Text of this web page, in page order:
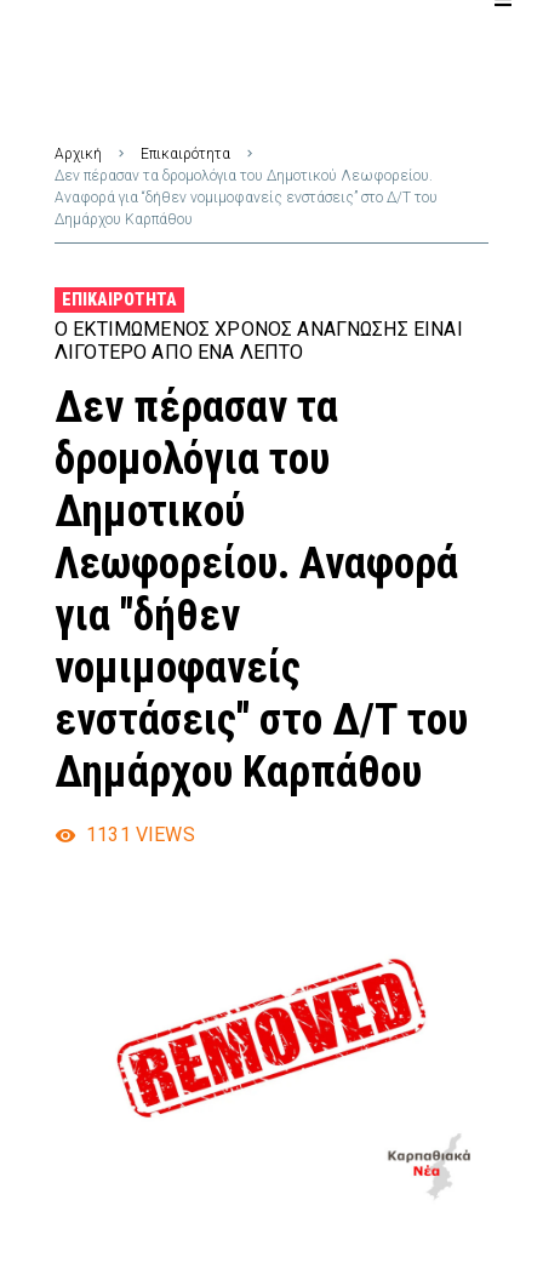
Αρχική
Επικαιρότητα
Δεν πέρασαν τα δρομολόγια του Δημοτικού Λεωφορείου.
Αναφορά για “δήθεν νομιμοφανείς ενστάσεις” στο Δ/Τ του
Δημάρχου Καρπάθου
ΕΠΙΚΑΙΡΌΤΗΤΑ
Ο ΕΚΤΙΜΏΜΕΝΟΣ ΧΡΌΝΟΣ ΑΝΆΓΝΩΣΗΣ ΕΊΝΑΙ
ΛΙΓΌΤΕΡΟ ΑΠΌ ΈΝΑ ΛΕΠΤΌ
Δεν πέρασαν τα
δρομολόγια του
Δημοτικού
Λεωφορείου. Αναφορά
για "δήθεν
νομιμοφανείς
ενστάσεις" στο Δ/Τ του
Δημάρχου Καρπάθου
1131 VIEWS